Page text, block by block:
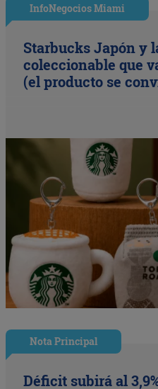
InfoNegocios Miami
Starbucks Japón y
coleccionable que
(el producto se
Nota Principal
Déficit subirá al